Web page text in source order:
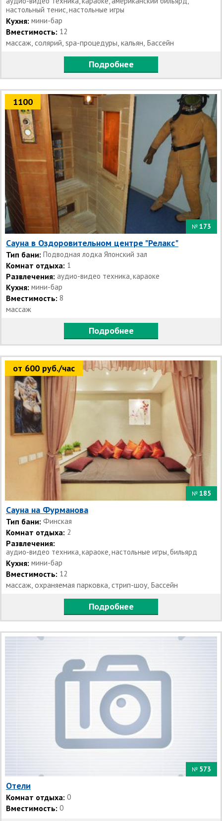
настольный тенис, настольные игры
Кухня: мини-бар
Вместимость: 12
массаж, солярий, spa-процедуры, кальян, Бассейн
Подробнее
1100
№ 173
Сауна в Оздоровительном центре "Релакс"
Тип бани: Подводная лодка Японский зал
Комнат отдыха: 1
Развлечения: аудио-видео техника, караоке
Кухня: мини-бар
Вместимость: 8
массаж
Подробнее
от 600 руб./час
№ 185
Сауна на Фурманова
Тип бани: Финская
Комнат отдыха: 2
Развлечения:
аудио-видео техника, караоке, настольные игры, бильярд
Кухня: мини-бар
Вместимость: 12
массаж, охраняемая парковка, стрип-шоу, Бассейн
Подробнее
№ 573
Отели
Комнат отдыха: 0
Вместимость: 0